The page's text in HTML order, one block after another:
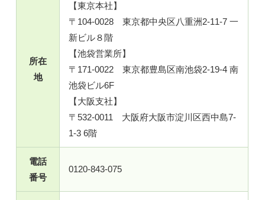
所在
地
【東京本社】
〒104-0028 東京都中央区八重洲2-11-7 一
新ビル８階
【池袋営業所】
〒171-0022 東京都豊島区南池袋2-19-4 南
池袋ビル6F
【大阪支社】
〒532-0011 大阪府大阪市淀川区西中島7-
1-3 6階
電話
番号
0120-843-075